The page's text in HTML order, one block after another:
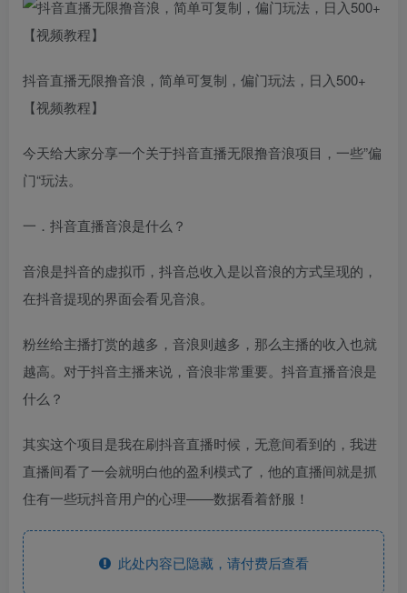
抖音直播无限撸音浪，简单可复制，偏门玩法，日入500+
【视频教程】
今天给大家分享一个关于抖音直播无限撸音浪项目，一些”偏
门“玩法。
一．抖音直播音浪是什么？
音浪是抖音的虚拟币，抖音总收入是以音浪的方式呈现的，
在抖音提现的界面会看见音浪。
粉丝给主播打赏的越多，音浪则越多，那么主播的收入也就
越高。对于抖音主播来说，音浪非常重要。抖音直播音浪是
什么？
其实这个项目是我在刷抖音直播时候，无意间看到的，我进
直播间看了一会就明白他的盈利模式了，他的直播间就是抓
住有一些玩抖音用户的心理——数据看着舒服！
此处内容已隐藏，请付费后查看